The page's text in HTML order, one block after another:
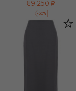
89 250 ₽
-30%